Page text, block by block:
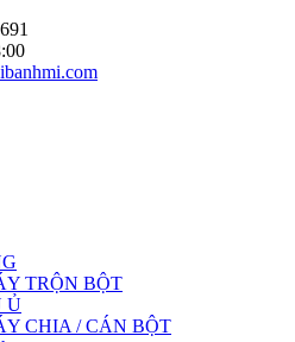
TRỘN BỘT
Ủ
CHIA / CÁN BỘT